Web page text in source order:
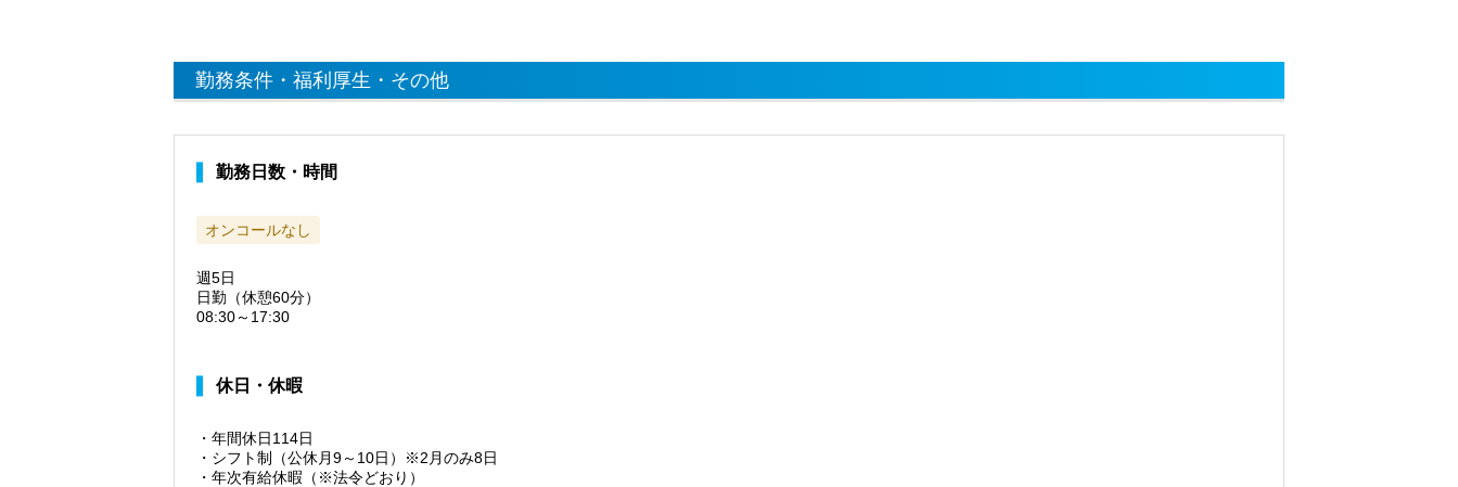
勤務条件・福利厚生・その他
勤務日数・時間
オンコールなし
週5日
日勤（休憩60分）
08:30～17:30
休日・休暇
・年間休日114日
・シフト制（公休月9～10日）※2月のみ8日
・年次有給休暇（※法令どおり）